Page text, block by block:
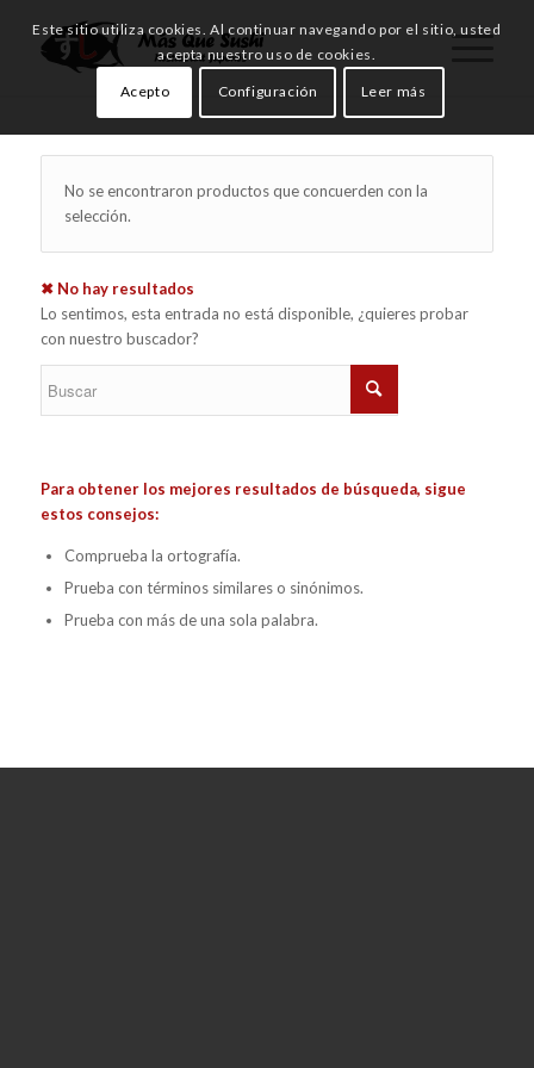
No se encontraron productos que concuerden con la
selección.
✖ No hay resultados
Lo sentimos, esta entrada no está disponible, ¿quieres probar
con nuestro buscador?
Para obtener los mejores resultados de búsqueda, sigue
estos consejos:
Comprueba la ortografía.
Prueba con términos similares o sinónimos.
Prueba con más de una sola palabra.
Este sitio utiliza cookies. Al continuar navegando por el sitio, usted
acepta nuestro uso de cookies.
Acepto Configuración Leer más